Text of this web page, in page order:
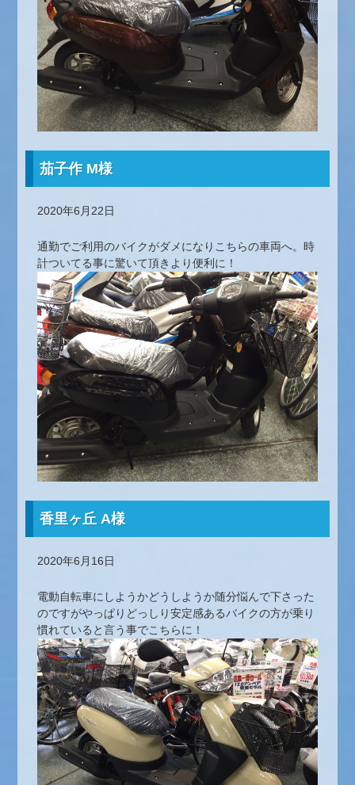
茄子作 M様
2020年6月22日
通勤でご利用のバイクがダメになりこちらの車両へ。時
計ついてる事に驚いて頂きより便利に！
香里ヶ丘 A様
2020年6月16日
電動自転車にしようかどうしようか随分悩んで下さった
のですがやっぱりどっしり安定感あるバイクの方が乗り
慣れていると言う事でこちらに！